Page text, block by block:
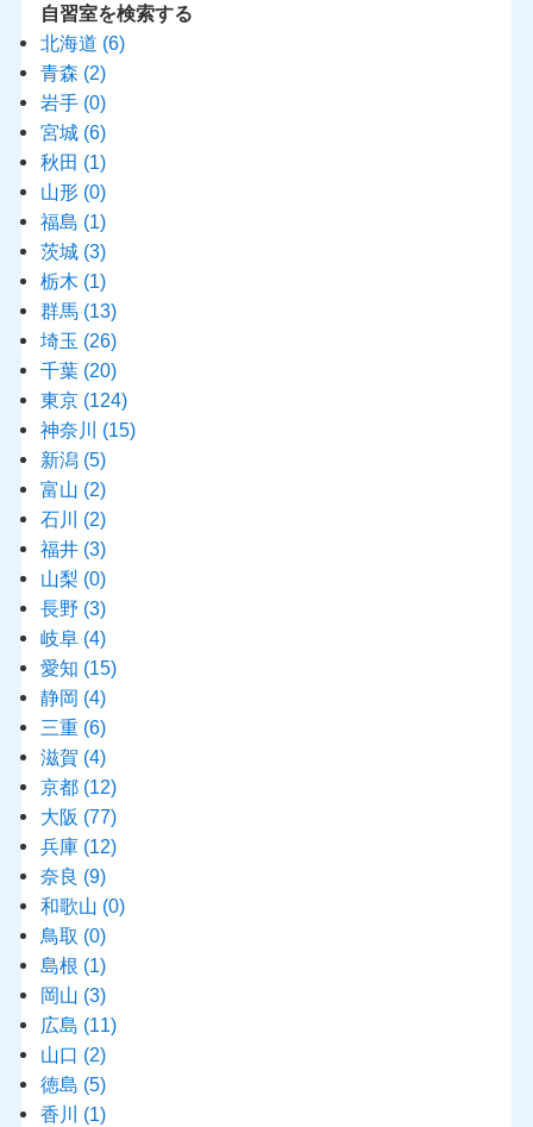
自習室を検索する
北海道 (6)
青森 (2)
岩手 (0)
宮城 (6)
秋田 (1)
山形 (0)
福島 (1)
茨城 (3)
栃木 (1)
群馬 (13)
埼玉 (26)
千葉 (20)
東京 (124)
神奈川 (15)
新潟 (5)
富山 (2)
石川 (2)
福井 (3)
山梨 (0)
長野 (3)
岐阜 (4)
愛知 (15)
静岡 (4)
三重 (6)
滋賀 (4)
京都 (12)
大阪 (77)
兵庫 (12)
奈良 (9)
和歌山 (0)
鳥取 (0)
島根 (1)
岡山 (3)
広島 (11)
山口 (2)
徳島 (5)
香川 (1)